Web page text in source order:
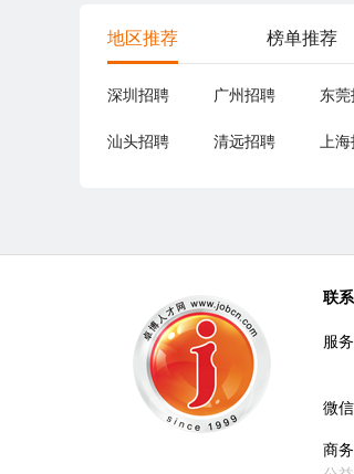
地区推荐 榜单推荐
深圳招聘 广州招聘 东
汕头招聘 清远招聘 上海
联
服
微
商